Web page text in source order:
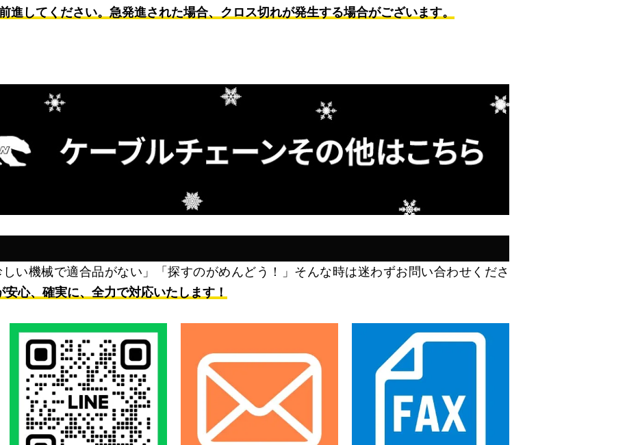
してください。急発進された場合、クロス切れが発生する場合がございます。
しい機械で適合品がない」「探すのがめんどう！」そんな時は迷わずお問い合わせくださ
心、確実に、全力で対応いたします！